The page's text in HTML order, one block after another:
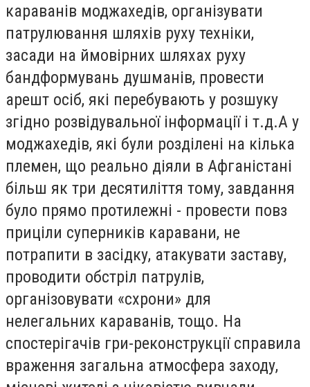
караванів моджахедів, організувати
патрулювання шляхів руху техніки,
засади на ймовірних шляхах руху
бандформувань душманів, провести
арешт осіб, які перебувають у розшуку
згідно розвідувальної інформації і т.д.А у
моджахедів, які були розділені на кілька
племен, що реально діяли в Афганістані
більш як три десятиліття тому, завдання
було прямо протилежні - провести повз
приціли суперників каравани, не
потрапити в засідку, атакувати заставу,
проводити обстріл патрулів,
організовувати «схрони» для
нелегальних караванів, тощо. На
спостерігачів гри-реконструкції справила
враження загальна атмосфера заходу,